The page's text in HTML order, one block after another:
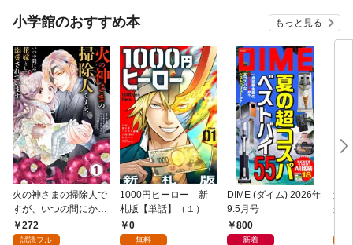
小学館のおすすめ本 もっと見る
火の神さまの掃除人で
すが、いつの間にか花
嫁として溺愛されてい
ます【単話】（１）
272
試読フル
1000円ヒーロー 新
札版【単話】（１）
0
無料
DIME (ダイム) 2026年
9.5月号
800
新着
追
か
れ